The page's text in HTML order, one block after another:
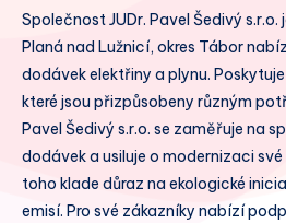
Společnost JUDr. Pavel Šedivý
Planá nad Lužnicí, okres Tábor
dodávek elektřiny a plynu.
které jsou přizpůsobeny různým
Pavel Šedivý s.r.o. se zaměřuje na
dodávek a usiluje o modernizaci
toho klade důraz na ekologické
emisí. Pro své zákazníky nabízí